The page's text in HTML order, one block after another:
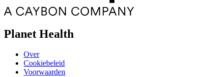
Planet Health
Over
Cookiebeleid
Voorwaarden